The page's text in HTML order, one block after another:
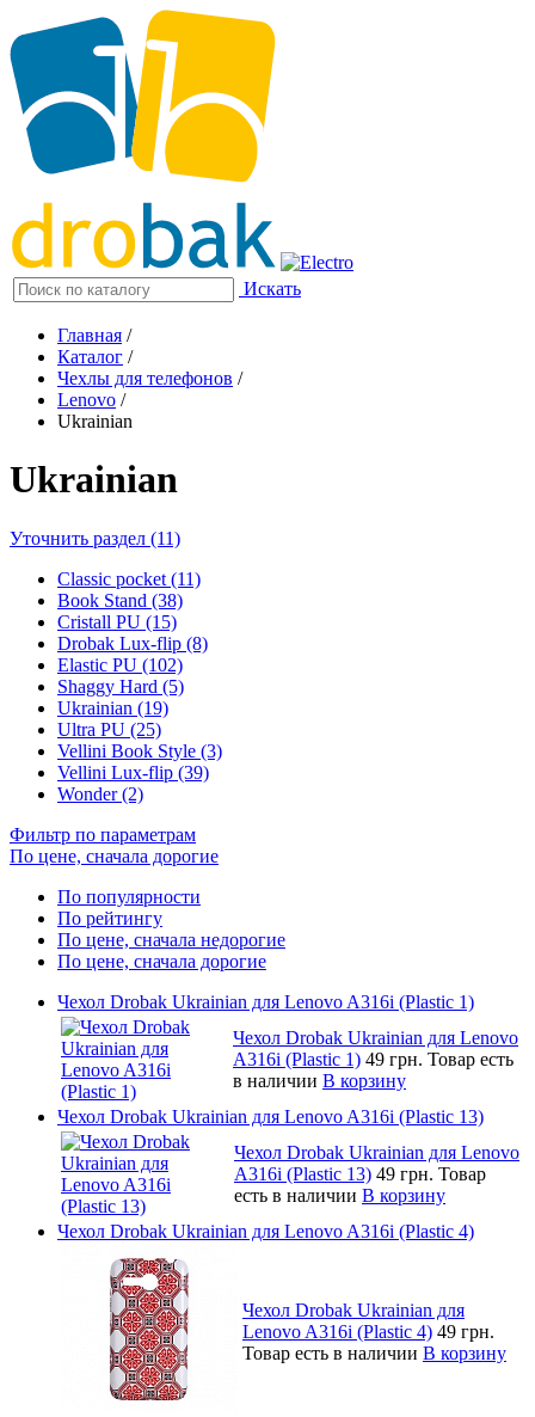
Искать
Главная /
Каталог /
Чехлы для телефонов /
Lenovo /
Ukrainian
Ukrainian
Уточнить раздел (11)
Classic pocket (11)
Book Stand (38)
Cristall PU (15)
Drobak Lux-flip (8)
Elastic PU (102)
Shaggy Hard (5)
Ukrainian (19)
Ultra PU (25)
Vellini Book Style (3)
Vellini Lux-flip (39)
Wonder (2)
Фильтр по параметрам
По цене, сначала дорогие
По популярности
По рейтингу
По цене, сначала недорогие
По цене, сначала дорогие
Чехол Drobak Ukrainian для Lenovo A316i (Plastic 1)
Чехол Drobak Ukrainian для Lenovo
A316i (Plastic 1) 49 грн. Товар есть
в наличии В корзину
Чехол Drobak Ukrainian для Lenovo A316i (Plastic 13)
Чехол Drobak Ukrainian для Lenovo
A316i (Plastic 13) 49 грн. Товар
есть в наличии В корзину
Чехол Drobak Ukrainian для Lenovo A316i (Plastic 4)
Чехол Drobak Ukrainian для
Lenovo A316i (Plastic 4) 49 грн.
Товар есть в наличии В корзину